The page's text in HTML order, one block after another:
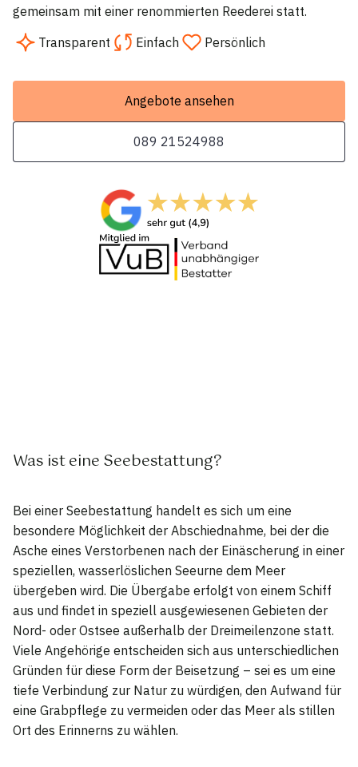
gemeinsam mit einer renommierten Reederei statt.
Transparent
Einfach Persönlich
Angebote ansehen
089 21524988
Was ist eine Seebestattung?
Bei einer Seebestattung handelt es sich um eine
besondere Möglichkeit der Abschiednahme, bei der die
Asche eines Verstorbenen nach der Einäscherung in einer
speziellen, wasserlöslichen Seeurne dem Meer
übergeben wird. Die Übergabe erfolgt von einem Schiff
aus und findet in speziell ausgewiesenen Gebieten der
Nord- oder Ostsee außerhalb der Dreimeilenzone statt.
Viele Angehörige entscheiden sich aus unterschiedlichen
Gründen für diese Form der Beisetzung – sei es um eine
tiefe Verbindung zur Natur zu würdigen, den Aufwand für
eine Grabpflege zu vermeiden oder das Meer als stillen
Ort des Erinnerns zu wählen.